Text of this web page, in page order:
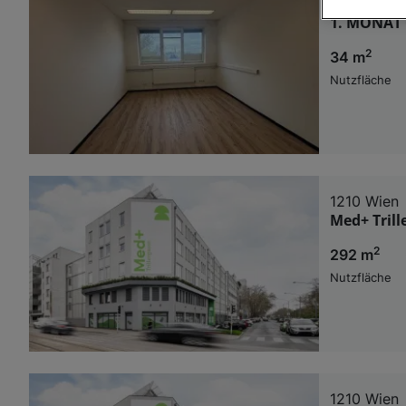
1.
34 m2
Nutzfläche
1210 Wien
Med+
292 m2
Nutzfläche
1210 Wien
Wir und